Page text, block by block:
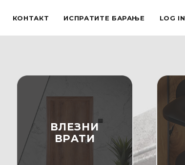
КОНТАКТ ИСПРАТИТЕ БАРАЊЕ LOG IN
ВЛЕЗНИ
ВРATИ